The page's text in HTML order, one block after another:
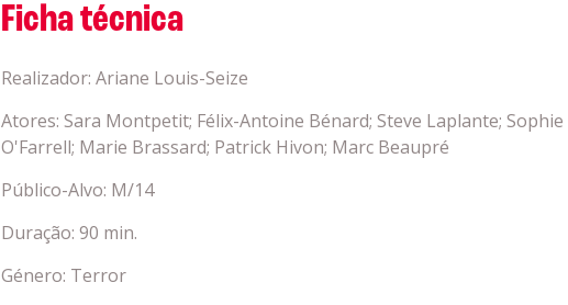
Ficha técnica
Realizador: Ariane Louis-Seize
Atores: Sara Montpetit; Félix-Antoine Bénard; Steve Laplante; Sophie
O'Farrell; Marie Brassard; Patrick Hivon; Marc Beaupré
Público-Alvo: M/14
Duração: 90 min.
Género: Terror